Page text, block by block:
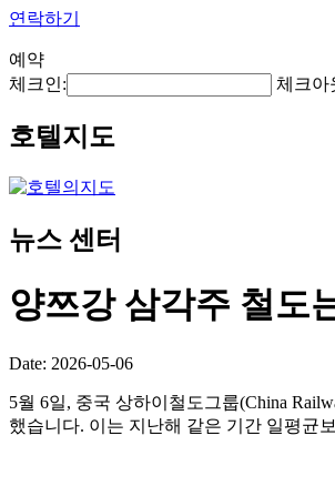
연락하기
예약
체크인:
체크아
호텔지도
뉴스 센터
양쯔강 삼각주 철도
Date: 2026-05-06
5월 6일, 중국 상하이철도그룹(China
했습니다. 이는 지난해 같은 기간 일평균